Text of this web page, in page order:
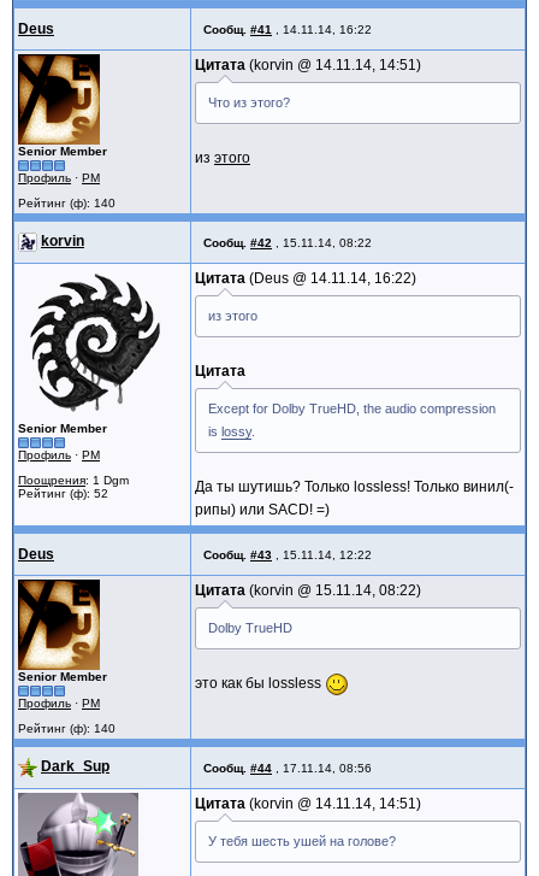
Deus Сообщ. #41 14.11.14, 16:22
Senior Member
Профиль · PM
Рейтинг (ф): 140
Цитата korvin @ 14.11.14, 14:51
Что из этого?
из этого
korvin Сообщ. #42 15.11.14, 08:22
Senior Member
Профиль · PM
Поощрения: 1 Dgm
Рейтинг (ф): 52
Цитата Deus @ 14.11.14, 16:22
из этого
Цитата
Except for Dolby TrueHD, the audio compression
is lossy.
Да ты шутишь? Только lossless! Только винил(-
рипы) или SACD! =)
Deus Сообщ. #43 15.11.14, 12:22
Senior Member
Профиль · PM
Рейтинг (ф): 140
Цитата korvin @ 15.11.14, 08:22
Dolby TrueHD
это как бы lossless
Dark_Sup Сообщ. #44 17.11.14, 08:56
Цитата korvin @ 14.11.14, 14:51
У тебя шесть ушей на голове?